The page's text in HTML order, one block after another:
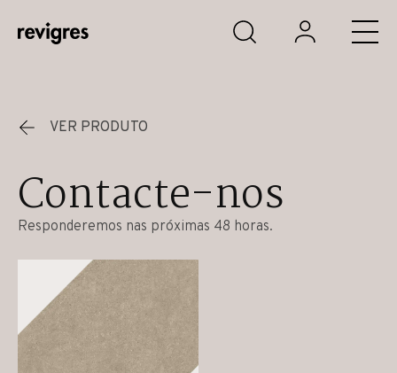
Saltar para o conteúdo principal
VER PRODUTO
Contacte-nos
Responderemos nas próximas 48 horas.